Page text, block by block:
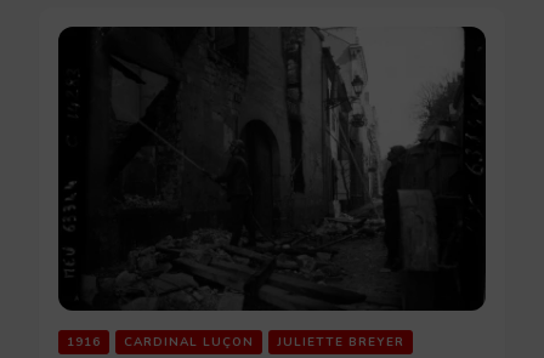
1916 CARDINAL LUÇON JULIETTE BREYER